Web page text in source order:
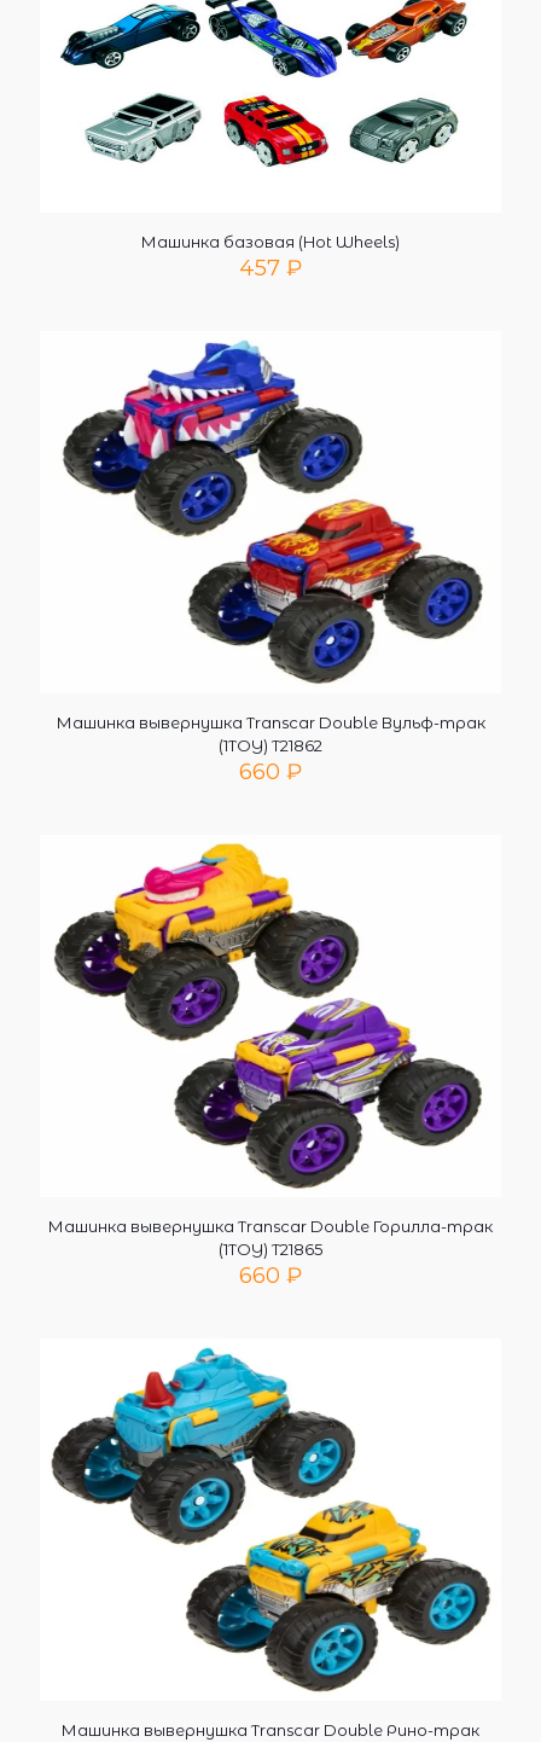
Машинка базовая (Hot Wheels)
457 ₽
Машинка вывернушка Transcar Double Вульф-трак
(1TOY) Т21862
660 ₽
Машинка вывернушка Transcar Double Горилла-трак
(1TOY) Т21865
660 ₽
Машинка вывернушка Transcar Double Рино-трак